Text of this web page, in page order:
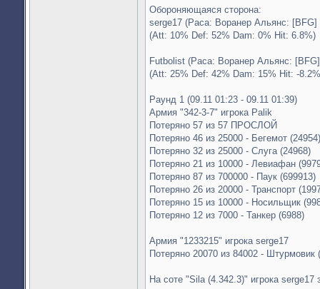
Обороняющаяся сторона:
serge17 (Раса: Воранер Альянс:
(Att: 10% Def: 52% Dam: 0% Hit: 6.8%)
Futbolist (Раса: Воранер Альянс:
(Att: 25% Def: 42% Dam: 15% Hit: -
Раунд 1 (09.11 01:23 - 09.11 01:39)
Армия "342-3-7" игрока Palik
Потеряно 57 из 57 ПРОСЛОЙ
Потеряно 46 из 25000 - Бегемот (24954)
Потеряно 32 из 25000 - Слуга (24968)
Потеряно 21 из 10000 - Левиафан
Потеряно 87 из 700000 - Паук (699913)
Потеряно 26 из 20000 - Транспорт
Потеряно 15 из 10000 - Носильщик
Потеряно 12 из 7000 - Танкер (6988)
Армия "1233215" игрока serge17
Потеряно 20070 из 84002 - Штурмовик
На соте "Sila (4.342.3)" игрока serge17